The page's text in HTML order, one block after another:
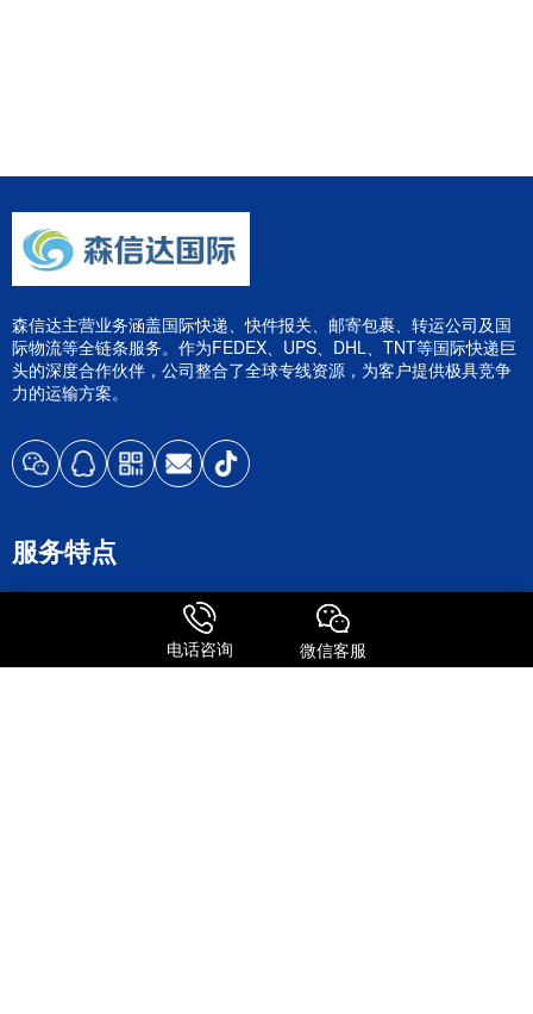
森信达主营业务涵盖国际快递、快件报关、邮寄包裹、转运公司及国
际物流等全链条服务。作为FEDEX、UPS、DHL、TNT等国际快递巨
头的深度合作伙伴，公司整合了全球专线资源，为客户提供极具竞争
力的运输方案。
服务特点
电话咨询 微信客服